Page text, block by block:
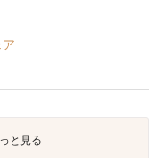
と見る